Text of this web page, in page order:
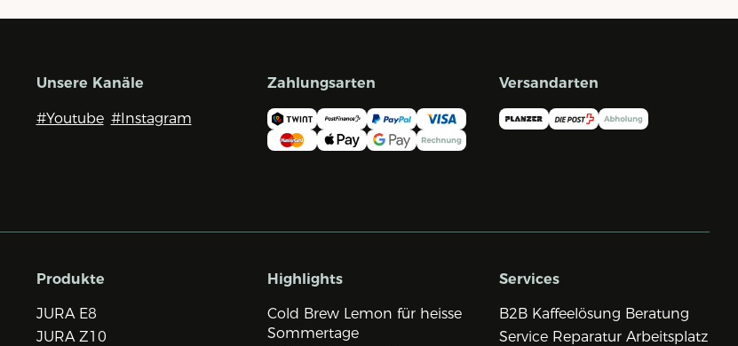
Unsere Kanäle
#Youtube #Instagram
Zahlungsarten Versandarten
Produkte
JURA E8
JURA Z10
Highlights
Cold Brew Lemon für heisse
Sommertage
Services
B2B Kaffeelösung Beratung
Service Reparatur Arbeitsplatz